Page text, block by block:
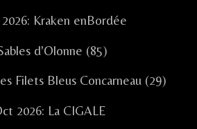
Kraken enBordée
d'Olonne (85)
Filets Bleus Concarneau (29)
2026: La CIGALE